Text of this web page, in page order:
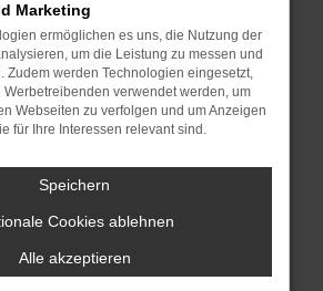
wie Werbeblocker,
bestimmter Seiten
die Seite in einem
oder in einem privaten
helfen, vorübergehende
dass dein Browser und dein
auf dem neuesten Stand
Marketing
ermöglichen es uns, die Nutzung der
um die Leistung zu messen und
Zudem werden Technologien eingesetzt,
Werbetreibenden verwendet werden, um
Webseiten zu verfolgen und um Anzeigen
für Ihre Interessen relevant sind.
Speichern
Cookies ablehnen
Alle akzeptieren